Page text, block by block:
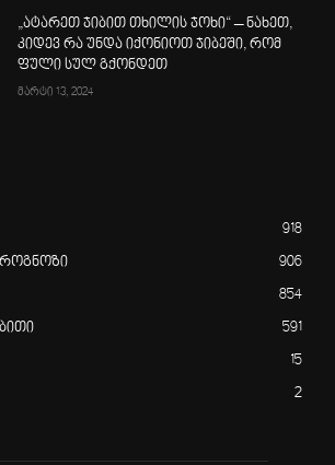
„ატარეთ ჯიბით თხილის ჯოხი“ – ნახეთ,
კიდევ რა უნდა იქონიოთ ჯიბეში, რომ
ფული სულ გქონდეთ
მარტი 13, 2024
918
906
854
591
15
2